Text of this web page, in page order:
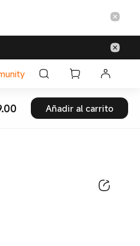
Current Price S/ 409
Añadir al carrito